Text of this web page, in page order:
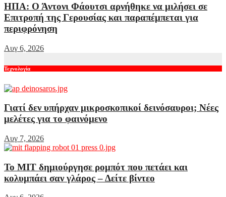
ΗΠΑ: Ο Άντονι Φάουτσι αρνήθηκε να μιλήσει σε
Επιτροπή της Γερουσίας και παραπέμπεται για
περιφρόνηση
Αυγ 6, 2026
Τεχνολογία
Γιατί δεν υπήρχαν μικροσκοπικοί δεινόσαυροι; Νέες
μελέτες για το φαινόμενο
Αυγ 7, 2026
Το MIT δημιούργησε ρομπότ που πετάει και
κολυμπάει σαν γλάρος – Δείτε βίντεο